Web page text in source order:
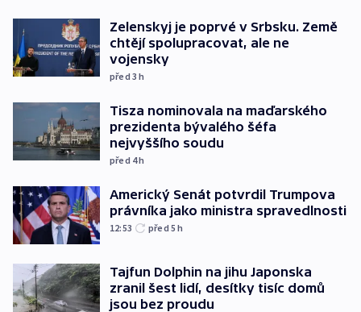
Zelenskyj je poprvé v Srbsku. Země
chtějí spolupracovat, ale ne
vojensky
před 3h
Tisza nominovala na maďarského
prezidenta bývalého šéfa
nejvyššího soudu
před 4h
Americký Senát potvrdil Trumpova
právníka jako ministra spravedlnosti
12:53 před 5h
Tajfun Dolphin na jihu Japonska
zranil šest lidí, desítky tisíc domů
jsou bez proudu